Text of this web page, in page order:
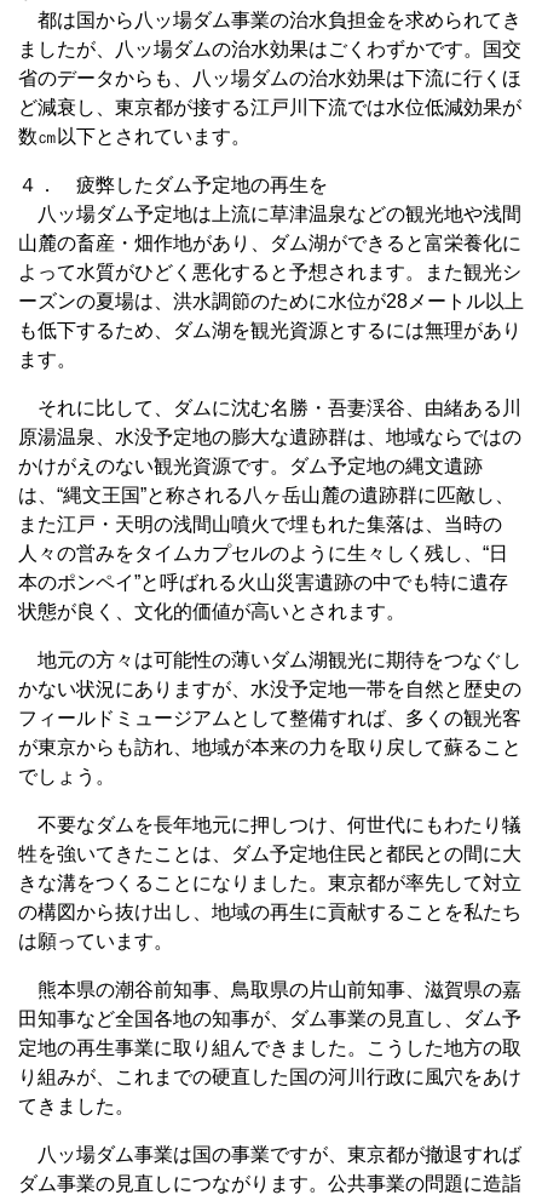
都は国から八ッ場ダム事業の治水負担金を求められてき
ましたが、八ッ場ダムの治水効果はごくわずかです。国交
省のデータからも、八ッ場ダムの治水効果は下流に行くほ
ど減衰し、東京都が接する江戸川下流では水位低減効果が
数㎝以下とされています。
４． 疲弊したダム予定地の再生を
八ッ場ダム予定地は上流に草津温泉などの観光地や浅間
山麓の畜産・畑作地があり、ダム湖ができると富栄養化に
よって水質がひどく悪化すると予想されます。また観光シ
ーズンの夏場は、洪水調節のために水位が28メートル以上
も低下するため、ダム湖を観光資源とするには無理があり
ます。
それに比して、ダムに沈む名勝・吾妻渓谷、由緒ある川
原湯温泉、水没予定地の膨大な遺跡群は、地域ならではの
かけがえのない観光資源です。ダム予定地の縄文遺跡
は、“縄文王国”と称される八ヶ岳山麓の遺跡群に匹敵し、
また江戸・天明の浅間山噴火で埋もれた集落は、当時の
人々の営みをタイムカプセルのように生々しく残し、“日
本のポンペイ”と呼ばれる火山災害遺跡の中でも特に遺存
状態が良く、文化的価値が高いとされます。
地元の方々は可能性の薄いダム湖観光に期待をつなぐし
かない状況にありますが、水没予定地一帯を自然と歴史の
フィールドミュージアムとして整備すれば、多くの観光客
が東京からも訪れ、地域が本来の力を取り戻して蘇ること
でしょう。
不要なダムを長年地元に押しつけ、何世代にもわたり犠
牲を強いてきたことは、ダム予定地住民と都民との間に大
きな溝をつくることになりました。東京都が率先して対立
の構図から抜け出し、地域の再生に貢献することを私たち
は願っています。
熊本県の潮谷前知事、鳥取県の片山前知事、滋賀県の嘉
田知事など全国各地の知事が、ダム事業の見直し、ダム予
定地の再生事業に取り組んできました。こうした地方の取
り組みが、これまでの硬直した国の河川行政に風穴をあけ
てきました。
八ッ場ダム事業は国の事業ですが、東京都が撤退すれば
ダム事業の見直しにつながります。公共事業の問題に造詣